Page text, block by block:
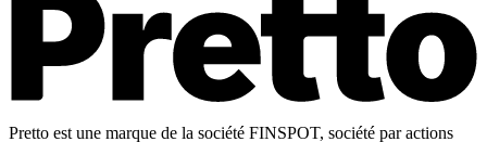
Pretto est une marque de la société FINSPOT, société par actions